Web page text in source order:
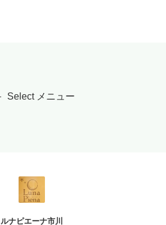
Select メニュー
ルナピエーナ市川